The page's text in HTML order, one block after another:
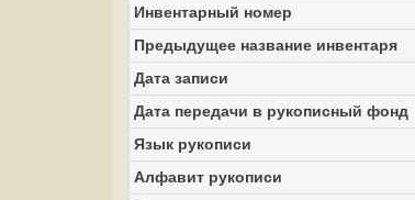
Инвентарный номер
Предыдущее название инвентаря
Дата записи
Дата передачи в рукописный фонд
Язык рукописи
Алфавит рукописи